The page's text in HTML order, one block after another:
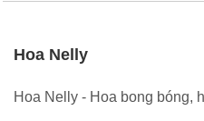
Hoa Nelly
Hoa Nelly - Hoa bong bóng,